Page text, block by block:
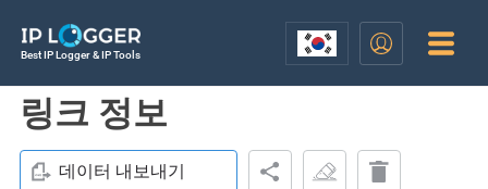
Best IP Logger & IP Tools
링크 정보
데이터 내보내기